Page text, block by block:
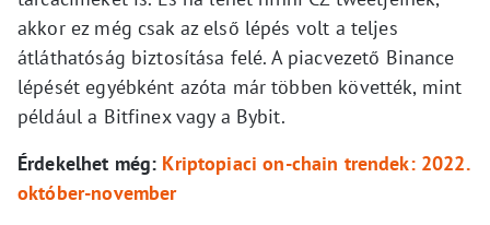
akkor ez még csak az első lépés volt a teljes
átláthatóság biztosítása felé. A piacvezető Binance
lépését egyébként azóta már többen követték, mint
például a Bitfinex vagy a Bybit.
Érdekelhet még: Kriptopiaci on-chain trendek: 2022.
október-november